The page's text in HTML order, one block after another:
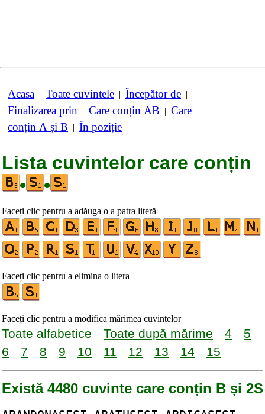
Acasa | Toate cuvintele | Începător de |
Finalizarea prin | Care conțin AB | Care
conțin A și B | În poziție
Lista cuvintelor care conțin
•
•
Faceți clic pentru a adăuga o a patra literă
Faceți clic pentru a elimina o litera
Faceți clic pentru a modifica mărimea cuvintelor
Toate alfabetice Toate după mărime 4
5
6
7 8 9 10 11 12 13 14 15
Există 4480 cuvinte care conțin B și 2S